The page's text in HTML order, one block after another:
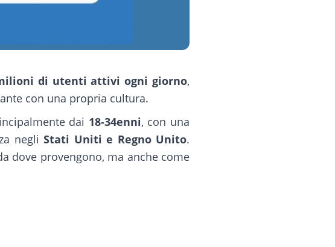
di utenti attivi ogni giorno,
con una propria cultura.
dai 18-34enni, con una
negliStati Uniti e Regno Unito.
dove provengono, ma anche come